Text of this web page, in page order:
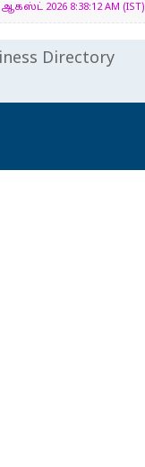
2026 8:38:12 AM (IST)
Directory